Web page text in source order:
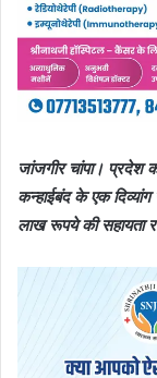
जांजगीर चांपा। प्रदेश
कन्हाईबंद के एक
लाख रूपये की सहायता